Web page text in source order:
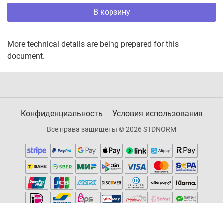
В корзину
More technical details are being prepared for this
document.
Конфиденциальность Условия использования
Все права защищены © 2026 STDNORM